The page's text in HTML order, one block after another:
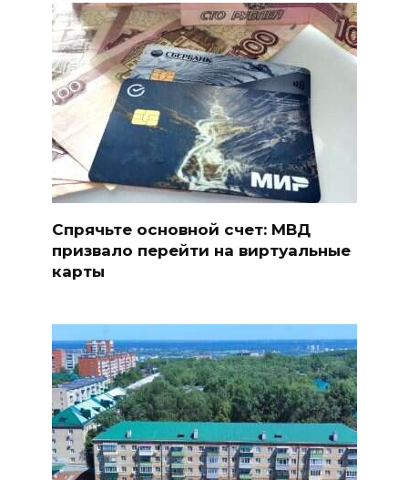
Спрячьте основной счет: МВД
призвало перейти на виртуальные
карты